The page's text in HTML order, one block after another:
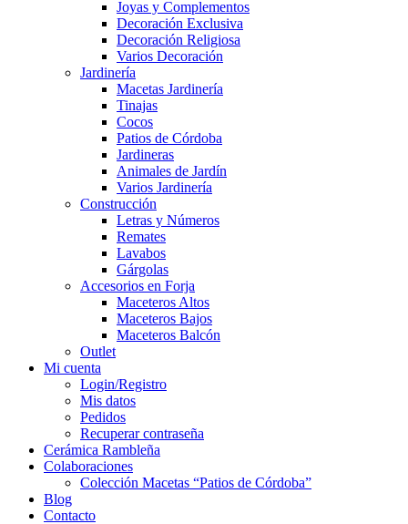
Joyas y Complementos
Decoración Exclusiva
Decoración Religiosa
Varios Decoración
Jardinería
Macetas Jardinería
Tinajas
Cocos
Patios de Córdoba
Jardineras
Animales de Jardín
Varios Jardinería
Construcción
Letras y Números
Remates
Lavabos
Gárgolas
Accesorios en Forja
Maceteros Altos
Maceteros Bajos
Maceteros Balcón
Outlet
Mi cuenta
Login/Registro
Mis datos
Pedidos
Recuperar contraseña
Cerámica Rambleña
Colaboraciones
Colección Macetas “Patios de Córdoba”
Blog
Contacto